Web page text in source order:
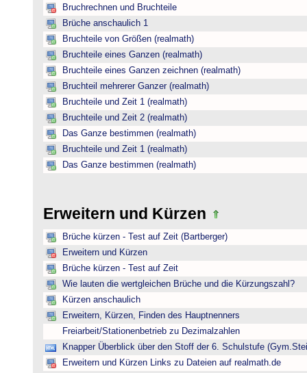
Bruchrechnen und Bruchteile
Brüche anschaulich 1
Bruchteile von Größen (realmath)
Bruchteile eines Ganzen (realmath)
Bruchteile eines Ganzen zeichnen (realmath)
Bruchteil mehrerer Ganzer (realmath)
Bruchteile und Zeit 1 (realmath)
Bruchteile und Zeit 2 (realmath)
Das Ganze bestimmen (realmath)
Bruchteile und Zeit 1 (realmath)
Das Ganze bestimmen (realmath)
Erweitern und Kürzen
Brüche kürzen - Test auf Zeit (Bartberger)
Erweitern und Kürzen
Brüche kürzen - Test auf Zeit
Wie lauten die wertgleichen Brüche und die Kürzungszahl?
Kürzen anschaulich
Erweitern, Kürzen, Finden des Hauptnenners
Freiarbeit/Stationenbetrieb zu Dezimalzahlen
Knapper Überblick über den Stoff der 6. Schulstufe
Erweitern und Kürzen Links zu Dateien auf realmath.de